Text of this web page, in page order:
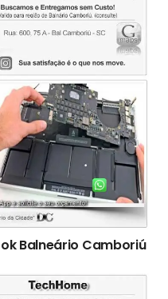
Balneário Camboriú